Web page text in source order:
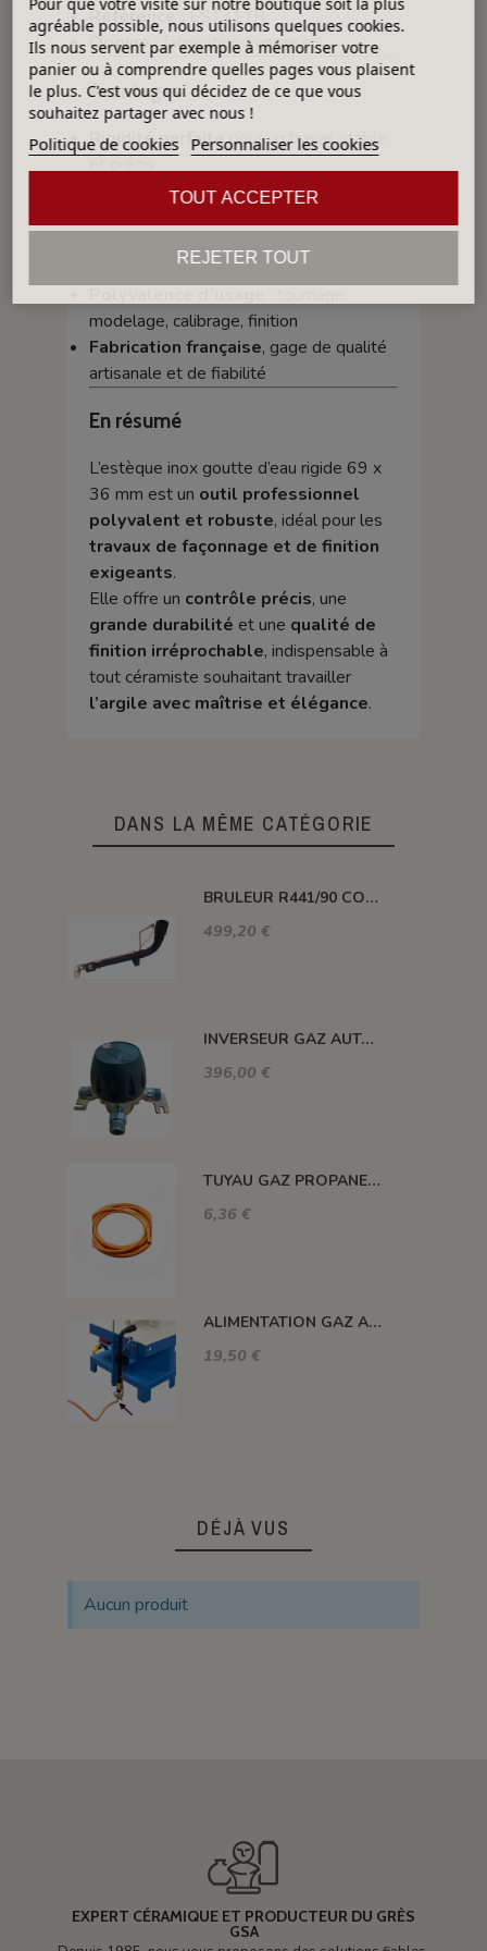
Référence :EST311R
Origine :fabrication française
Avantages
Rigidité parfaitepour un travail stable
Inox résistant, durable et facile à
gestes précis du potier
modelage, calibrage, finition
Fabrication française, gage de qualité
artisanale et de fiabilité
En résumé
L’estèque inox goutte d’eau rigide 69 x
36 mm est un outil professionnel
polyvalent et robuste, idéal pour les
travaux de façonnage et de finition
exigeants.
Elle offre un contrôle précis, une
grande durabilité et une qualité de
finition irréprochable, indispensable à
tout céramiste souhaitant travailler
l’argile avec maîtrise et élégance.
DANS LA MÊME CATÉGORIE
BRULEUR R441/90 COUDE PUISSANCE 116 KW
499,20 €
INVERSEUR GAZ AUTOMATIQUE 12kg/h 1.5 BAR M-M 20X150
396,00 €
TUYAU GAZ PROPANE 20 BARS MAXI. DIAM. 8MM LE ML
6,36 €
ALIMENTATION GAZ A 90°C
19,50 €
DÉJÀ VUS
Aucun produit
EXPERT CÉRAMIQUE ET PRODUCTEUR DU GRÈS
GSA
agréable possible, nous utilisons quelques cookies.
Ils nous servent par exemple à mémoriser votre
panier ou à comprendre quelles pages vous plaisent
le plus. C'est vous qui décidez de ce que vous
souhaitez partager avec nous !
Politique de cookies Personnaliser les cookies
REJETER TOUT
TOUT ACCEPTER